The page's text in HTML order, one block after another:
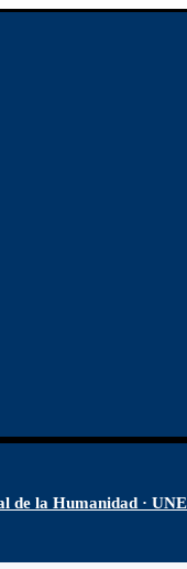
la Humanidad ·